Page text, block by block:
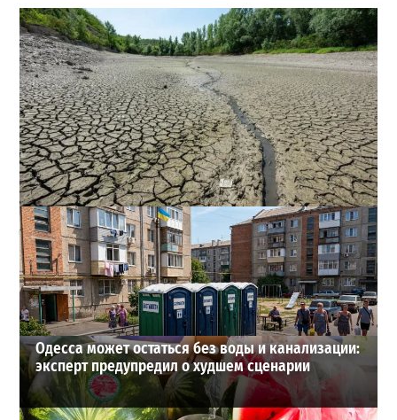
Днестр рекордно обмелел: одесситов просят срочно
экономить воду
2
29-07-2026 в 19:28
ВИБОР РЕДАКЦИИ
Одесса может остаться без воды и канализации:
эксперт предупредил о худшем сценарии